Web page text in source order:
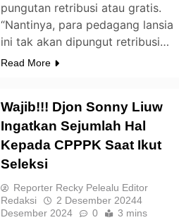
pungutan retribusi atau gratis.
“Nantinya, para pedagang lansia
ini tak akan dipungut retribusi…
Read More
Wajib!!! Djon Sonny Liuw
Ingatkan Sejumlah Hal
Kepada CPPPK Saat Ikut
Seleksi
Reporter Recky Pelealu Editor
Redaksi
2 Desember 20244
Desember 2024
0 3 mins